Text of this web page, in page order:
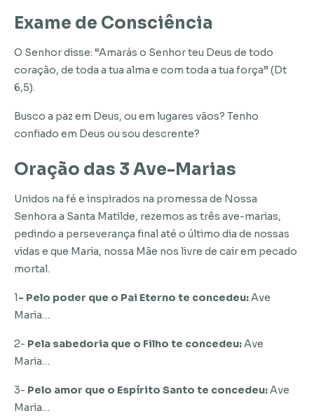
Exame de Consciência
O Senhor disse: “Amarás o Senhor teu Deus de todo
coração, de toda a tua alma e com toda a tua força” (Dt
6,5).
Busco a paz em Deus, ou em lugares vãos? Tenho
confiado em Deus ou sou descrente?
Oração das 3 Ave-Marias
Unidos na fé e inspirados na promessa de Nossa
Senhora a Santa Matilde, rezemos as três ave-marias,
pedindo a perseverança final até o último dia de nossas
vidas e que Maria, nossa Mãe nos livre de cair em pecado
mortal.
1 - Pelo poder que o Pai Eterno te concedeu:Ave
Maria…
2- Pela sabedoria que o Filho te concedeu:Ave
Maria…
3- Pelo amor que o Espírito Santo te concedeu:Ave
Maria…